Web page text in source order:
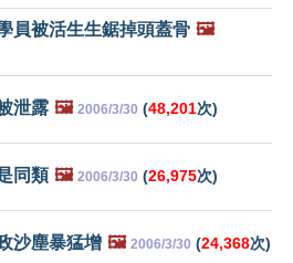
員被活生生鋸掉頭蓋骨 🖼️
泄露 🖼️ 2006/3/30 (48,201次)
同類 🖼️ 2006/3/30 (26,975次)
沙塵暴猛增 🖼️ 2006/3/30 (24,368次)